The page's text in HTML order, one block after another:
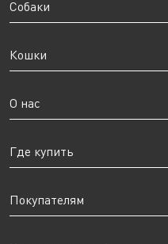
Собаки
Кошки
О нас
Где купить
Покупателям